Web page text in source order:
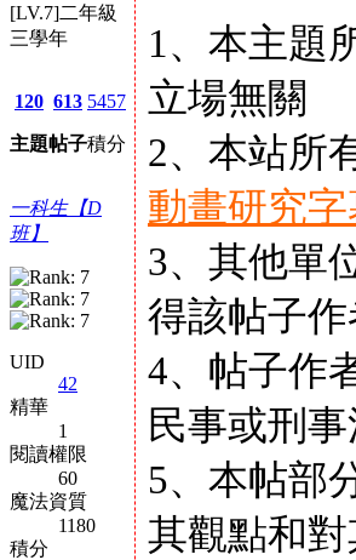
[LV.7]二年級
三學年
120
主題
613
帖子
5457
積分
一科生【D
班】
UID
42
精華
1
閱讀權限
60
魔法資質
1180
積分
1、本主題
立場無關
2、本站所
動畫研究字
3、其他單
得該帖子作
4、帖子作
民事或刑
5、本帖部
其觀點和